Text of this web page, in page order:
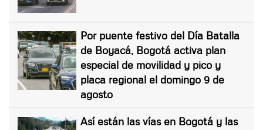
Por puente festivo del Día Batalla
de Boyacá, Bogotá activa plan
especial de movilidad y pico y
placa regional el domingo 9 de
agosto
Así están las vías en Bogotá y las